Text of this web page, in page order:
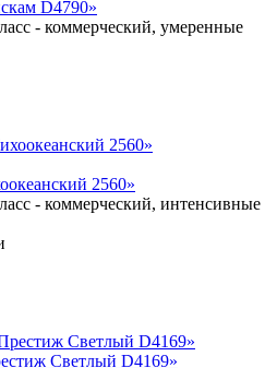
D4790»
- коммерческий, умеренные
2560»
- коммерческий, интенсивные
Светлый D4169»